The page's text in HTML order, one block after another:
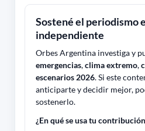
Sostené el periodismo
independiente
Orbes Argentina investiga y
emergencias,clima extremo,
escenarios 2026. Si este
anticiparte y decidir mejor,
sostenerlo.
¿En qué se usa tu